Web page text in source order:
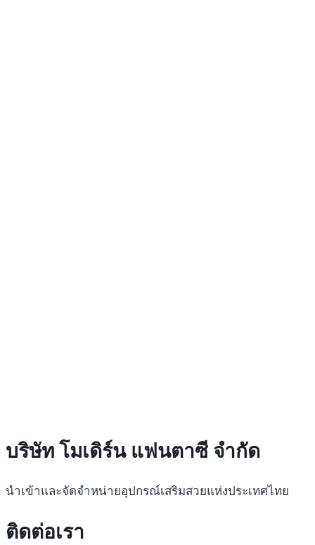
บริษัท โมเดิร์น แฟนตาซี จำกัด
นำเข้าและจัดจำหน่ายอุปกรณ์เสริมสวยแห่งประเทศไทย
ติดต่อเรา